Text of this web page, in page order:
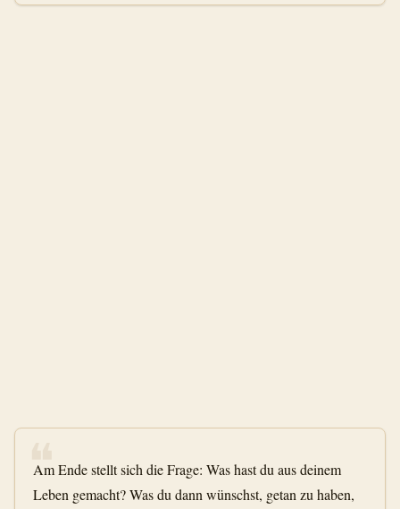
❝
Am Ende stellt sich die Frage: Was hast du aus deinem
Leben gemacht? Was du dann wünschst, getan zu haben,